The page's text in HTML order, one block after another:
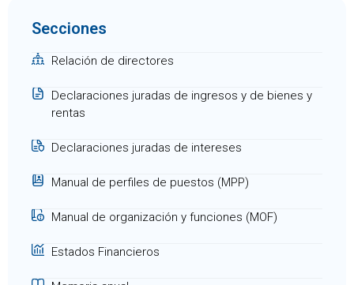
Secciones
Relación de directores
Declaraciones juradas de ingresos y de bienes y
rentas
Declaraciones juradas de intereses
Manual de perfiles de puestos (MPP)
Manual de organización y funciones (MOF)
Estados Financieros